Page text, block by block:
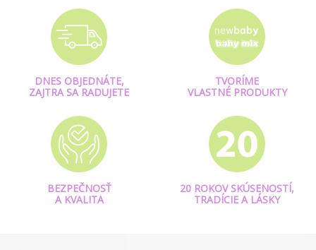
DNES OBJEDNÁTE,
ZAJTRA SA RADUJETE
TVORÍME
VLASTNÉ PRODUKTY
BEZPEČNOSŤ
A KVALITA
20 ROKOV SKÚSENOSTÍ,
TRADÍCIE A LÁSKY